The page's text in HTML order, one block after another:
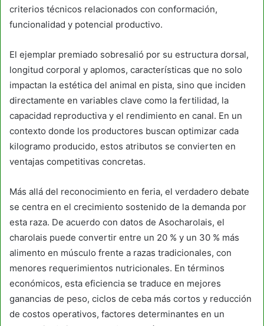
criterios técnicos relacionados con conformación,
funcionalidad y potencial productivo.
El ejemplar premiado sobresalió por su estructura dorsal,
longitud corporal y aplomos, características que no solo
impactan la estética del animal en pista, sino que inciden
directamente en variables clave como la fertilidad, la
capacidad reproductiva y el rendimiento en canal. En un
contexto donde los productores buscan optimizar cada
kilogramo producido, estos atributos se convierten en
ventajas competitivas concretas.
Más allá del reconocimiento en feria, el verdadero debate
se centra en el crecimiento sostenido de la demanda por
esta raza. De acuerdo con datos de Asocharolais, el
charolais puede convertir entre un 20 % y un 30 % más
alimento en músculo frente a razas tradicionales, con
menores requerimientos nutricionales. En términos
económicos, esta eficiencia se traduce en mejores
ganancias de peso, ciclos de ceba más cortos y reducción
de costos operativos, factores determinantes en un